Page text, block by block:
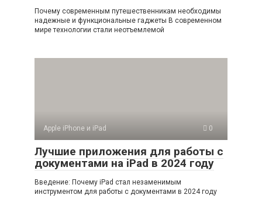
Почему современным путешественникам необходимы
надежные и функциональные гаджеты В современном
мире технологии стали неотъемлемой
Apple iPhone и iPad 0
Лучшие приложения для работы с
документами на iPad в 2024 году
Введение: Почему iPad стал незаменимым
инструментом для работы с документами в 2024 году